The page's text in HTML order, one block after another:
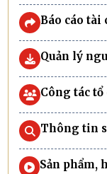
Báo cáo tài
Quản lý
Công tác tổ
Thông tin
Sản phẩm,